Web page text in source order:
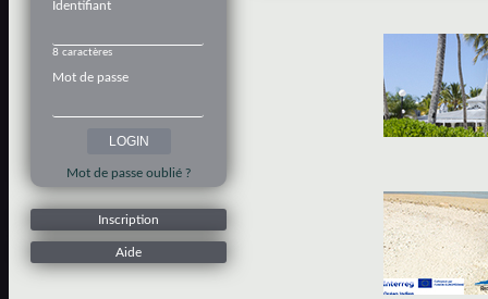
Identifiant
8 caractères
Mot de passe
Mot de passe oublié ?
Inscription
Aide